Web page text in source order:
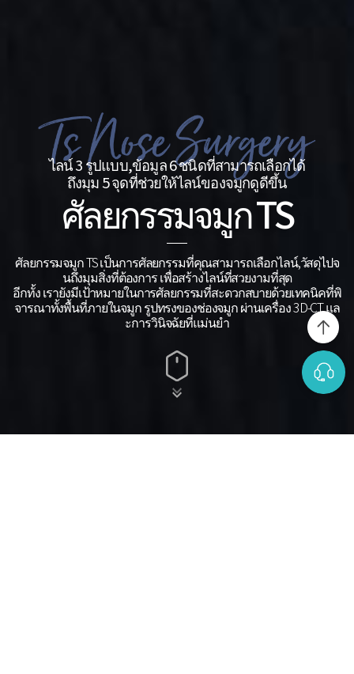
ไลน์ 3 รูปแบบ,ข้อมูล 6 ชนิดที่สามารถเลือกได้
ถึงมุม 5 จุดที่ช่วยให้ไลน์ของจมูกดูดีขึ้น
ศัลยกรรมจมูก TS
ศัลยกรรมจมูก TS เป็นการศัลยกรรมที่คุณสามารถเลือกไลน์,วัสดุไปจ
นถึงมุมสิ่งที่ต้องการ เพื่อสร้างไลน์ที่สวยงามที่สุด
อีกทั้ง เรายังมีเป้าหมายในการศัลยกรรมที่สะดวกสบายด้วยเทคนิคที่พิ
จารณาทั้งพื้นที่ภายในจมูก รูปทรงของช่องจมูก ผ่านเครื่อง 3D-CT แล
ะการวินิจฉัยที่แม่นยำ